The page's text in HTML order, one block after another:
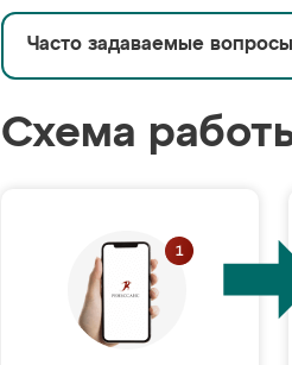
Часто задаваемые вопросы
Схема